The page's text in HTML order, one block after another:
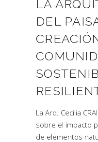
LA
DEL
La Arq. Cecilia
sobre el impacto
de elementos